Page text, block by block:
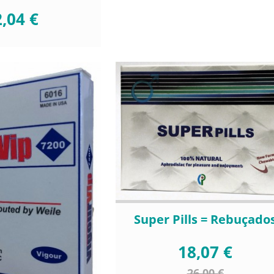
€
Super Pills =
18,07 €